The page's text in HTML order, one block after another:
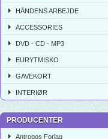
HÅNDENS ARBEJDE
ACCESSORIES
DVD - CD - MP3
EURYTMISKO
GAVEKORT
INTERIØR
PRODUCENTER
Antropos Forlag